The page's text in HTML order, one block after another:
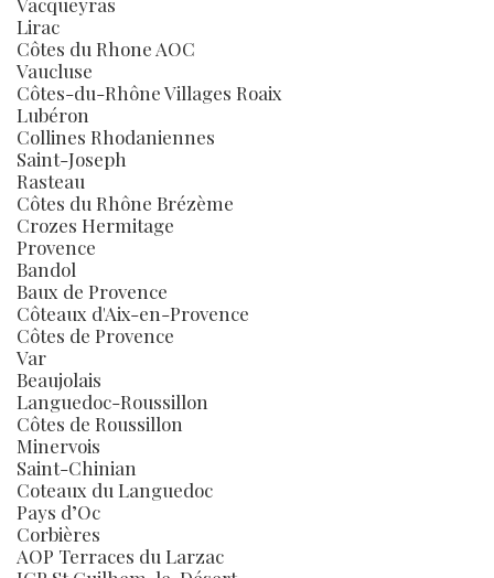
Lirac
Côtes du Rhone AOC
Vaucluse
Côtes-du-Rhône Villages Roaix
Lubéron
Collines Rhodaniennes
Saint-Joseph
Rasteau
Côtes du Rhône Brézème
Crozes Hermitage
Provence
Bandol
Baux de Provence
Côteaux d'Aix-en-Provence
Côtes de Provence
Var
Beaujolais
Languedoc-Roussillon
Côtes de Roussillon
Minervois
Saint-Chinian
Coteaux du Languedoc
Pays d’Oc
Corbières
AOP Terraces du Larzac